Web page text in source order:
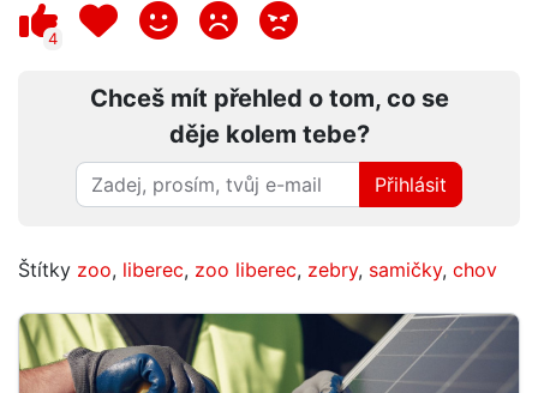
4
Chceš mít přehled o tom, co se
děje kolem tebe?
Přihlásit
Štítky zoo, liberec, zoo liberec, zebry, samičky, chov